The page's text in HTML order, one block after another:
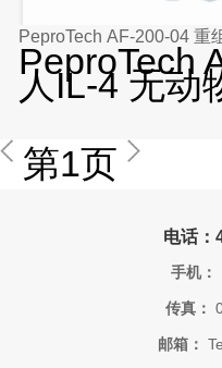
PeproTech AF-
PeproTech
人IL-4 无动
第1页
电话：
手机：
传真：
邮箱：